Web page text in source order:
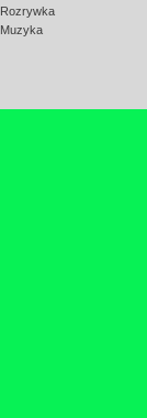
Rozrywka
Muzyka